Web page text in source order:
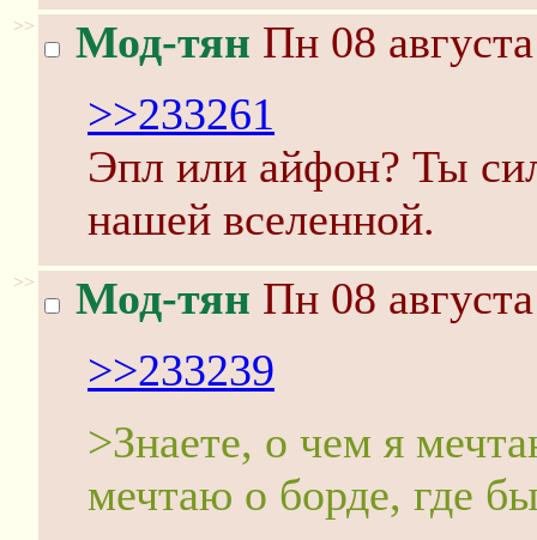
>> Мод-тян Пн 08
>>233261
Эпл или айфон? Ты
нашей вселенной.
>> Мод-тян Пн 08
>>233239
>Знаете, о чем я
мечтаю о борде, где